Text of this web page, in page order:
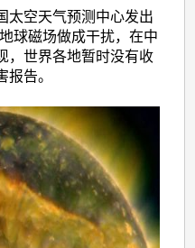
太空天气预测中心发出
球磁场做成干扰，在中
，世界各地暂时没有收
告。